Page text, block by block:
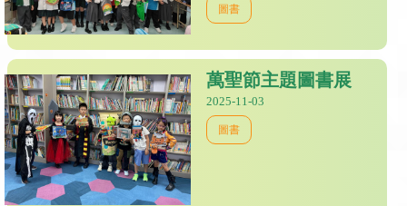
圖書
萬聖節主題圖書展
2025-11-03
圖書